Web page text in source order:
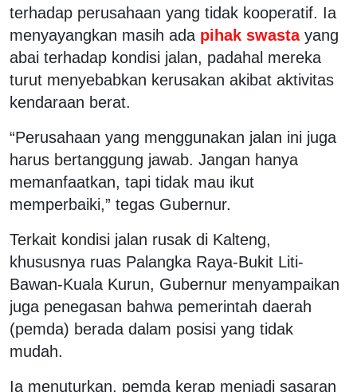
terhadap perusahaan yang tidak kooperatif. Ia
menyayangkan masih ada pihak swasta yang
abai terhadap kondisi jalan, padahal mereka
turut menyebabkan kerusakan akibat aktivitas
kendaraan berat.
“Perusahaan yang menggunakan jalan ini juga
harus bertanggung jawab. Jangan hanya
memanfaatkan, tapi tidak mau ikut
memperbaiki,” tegas Gubernur.
Terkait kondisi jalan rusak di Kalteng,
khususnya ruas Palangka Raya-Bukit Liti-
Bawan-Kuala Kurun, Gubernur menyampaikan
juga penegasan bahwa pemerintah daerah
(pemda) berada dalam posisi yang tidak
mudah.
Ia menuturkan, pemda kerap menjadi sasaran